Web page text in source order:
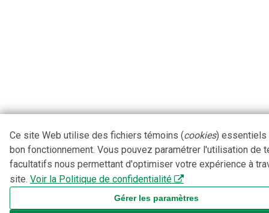
Ce site Web utilise des fichiers témoins (cookies) essentiels
bon fonctionnement. Vous pouvez paramétrer l'utilisation de
facultatifs nous permettant d'optimiser votre expérience à
site. Voir la Politique de confidentialité
Gérer les paramètres